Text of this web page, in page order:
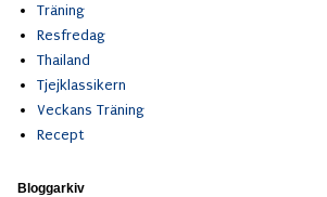
Träning
Resfredag
Thailand
Tjejklassikern
Veckans Träning
Recept
Bloggarkiv